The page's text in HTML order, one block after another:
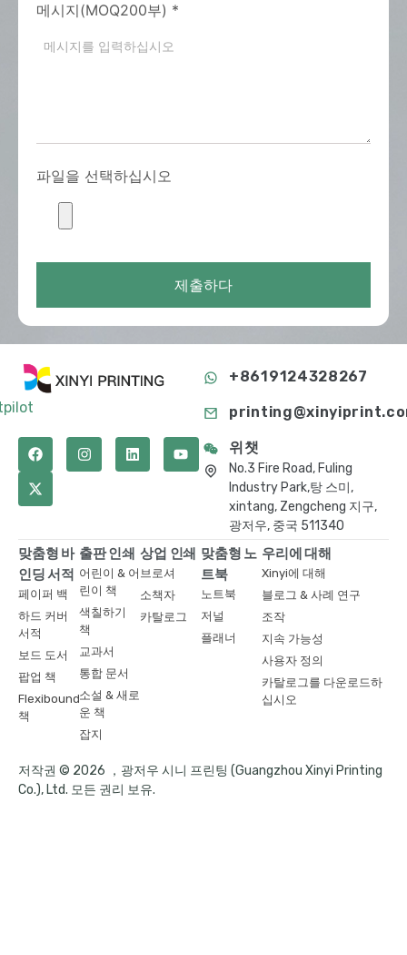
메시지(MOQ200부) *
파일을 선택하십시오
제출하다
+8619124328267
위챗
No.3 Fire Road, Fuling
Industry Park,탕 스미,
xintang, Zengcheng 지구,
광저우, 중국 511340
맞춤형 바
인딩 서적
페이퍼 백
하드 커버
서적
보드 도서
팝업 책
Flexibound
책
출판 인쇄
어린이 & 어
린이 책
색칠하기
책
교과서
통합 문서
소설 & 새로
운 책
잡지
상업 인쇄
브로셔
소책자
카탈로그
맞춤형 노
트북
노트북
저널
플래너
우리에 대해
Xinyi에 대해
블로그 & 사례 연구
조작
지속 가능성
사용자 정의
카탈로그를 다운로드하
십시오
저작권 © 2026 ，광저우 시니 프린팅 (Guangzhou Xinyi Printing
Co.), Ltd. 모든 권리 보유.